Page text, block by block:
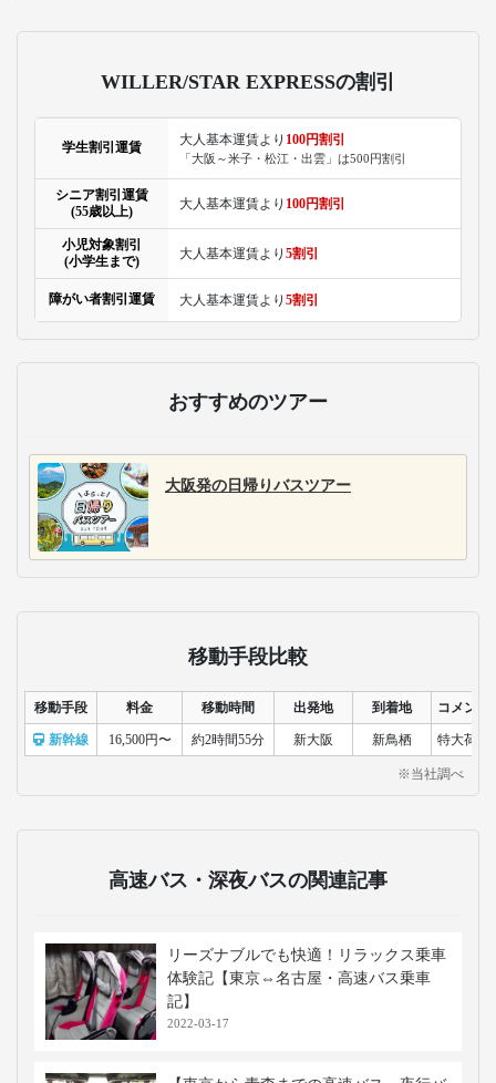
WILLER/STAR EXPRESSの割引
学生割引運賃
大人基本運賃より 100円割引
「大阪～米子・松江・出雲」は500円割引
シニア割引運賃
(55歳以上)
大人基本運賃より 100円割引
小児対象割引
(小学生まで)
大人基本運賃より 5割引
障がい者割引運賃 大人基本運賃より 5割引
おすすめのツアー
大阪発の日帰りバスツアー
移動手段比較
移動手段 料金 移動時間 出発地 到着地 コメント
新幹線 16,500円〜 約2時間55分 新大阪 新鳥栖 特大荷物
※当社調べ
高速バス・深夜バスの関連記事
リーズナブルでも快適！リラックス乗車
体験記【東京⇔名古屋・高速バス乗車
記】
2022-03-17